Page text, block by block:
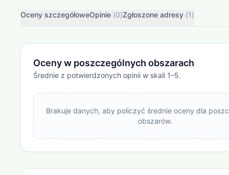
Oceny szczegółoweOpinie (0)Zgłoszone adresy (1)
Oceny w poszczególnych obszarach
Średnie z potwierdzonych opinii w skali 1–5.
Brakuje danych, aby policzyć średnie oceny dla
obszarów.